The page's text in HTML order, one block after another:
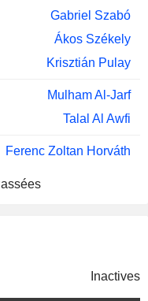
Gabriel Szabó
Ákos Székely
Krisztián Pulay
Mulham Al-Jarf
Talal Al Awfi
Ferenc Zoltan Horváth
Péter Kaderják
Inactives